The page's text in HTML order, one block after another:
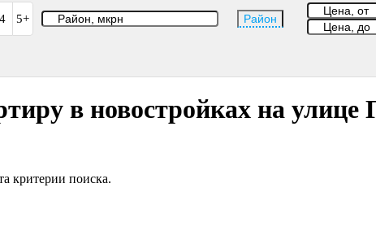
4 5+ Район
в новостройках на улице
критерии поиска.